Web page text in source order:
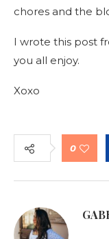
chores and the
I wrote this post
you all enjoy.
Xoxo
0